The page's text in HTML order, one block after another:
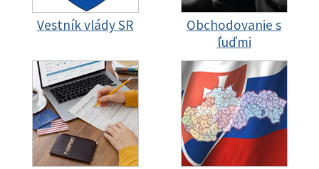
Vestník vlády SR
Obchodovanie s
ľuďmi